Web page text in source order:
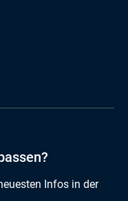
Infos in der